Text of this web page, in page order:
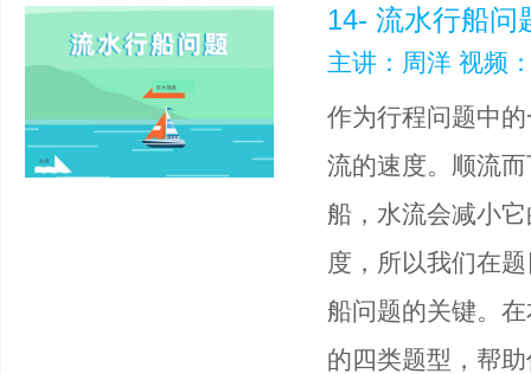
14- 流水行船问
主讲：周洋 视频
作为行程问题中
流的速度。顺流
船，水流会减小
度，所以我们在
船问题的关键。
的四类题型，帮